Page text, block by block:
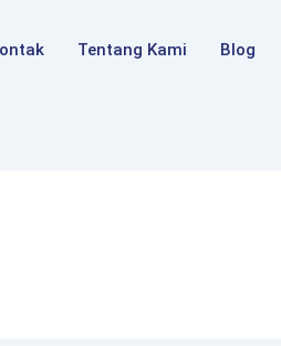
Tentang Kami Blog